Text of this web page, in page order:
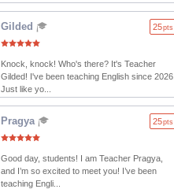
Gilded 25pts
Knock, knock! Who's there? It's Teacher
Gilded! I've been teaching English since 2026.
Just like yo...
Pragya 25pts
Good day, students! I am Teacher Pragya,
and I’m so excited to meet you! I’ve been
teaching Engli...